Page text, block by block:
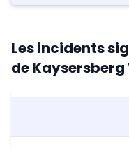
Les incidents
de